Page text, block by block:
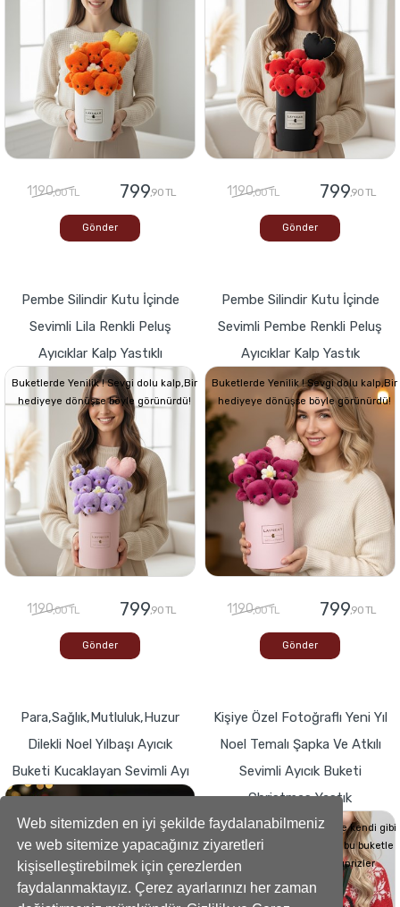
Web sitemizden en iyi şekilde faydalanabilmeniz
ve web sitemize yapacağınız ziyaretleri
kişiselleştirebilmek için çerezlerden
faydalanmaktayız. Çerez ayarlarınızı her zaman
1190,00 TL 799,90 TL
Gönder
1190,00 TL 799,90 TL
Gönder
Pembe Silindir Kutu İçinde
Sevimli Lila Renkli Peluş
Ayıcıklar Kalp Yastıklı
Buketlerde Yenilik ! Sevgi dolu kalp,Bir
hediyeye dönüşse böyle görünürdü!
1190,00 TL 799,90 TL
Gönder
Pembe Silindir Kutu İçinde
Sevimli Pembe Renkli Peluş
Ayıcıklar Kalp Yastık
Buketlerde Yenilik ! Sevgi dolu kalp,Bir
hediyeye dönüşse böyle görünürdü!
1190,00 TL 799,90 TL
Gönder
Para,Sağlık,Mutluluk,Huzur
Dilekli Noel Yılbaşı Ayıcık
Buketi Kucaklayan Sevimli Ayı
hediyeye dönüşse böyle görünürdü!
Kişiye Özel Fotoğraflı Yeni Yıl
Noel Temalı Şapka Ve Atkılı
Sevimli Ayıcık Buketi
Christmas Yastık
Sevdiklerinizin Kalplerini de kendi gibi
yumuşacık hale getirecek bu buketle
sevdiklerinize küçük süprizler